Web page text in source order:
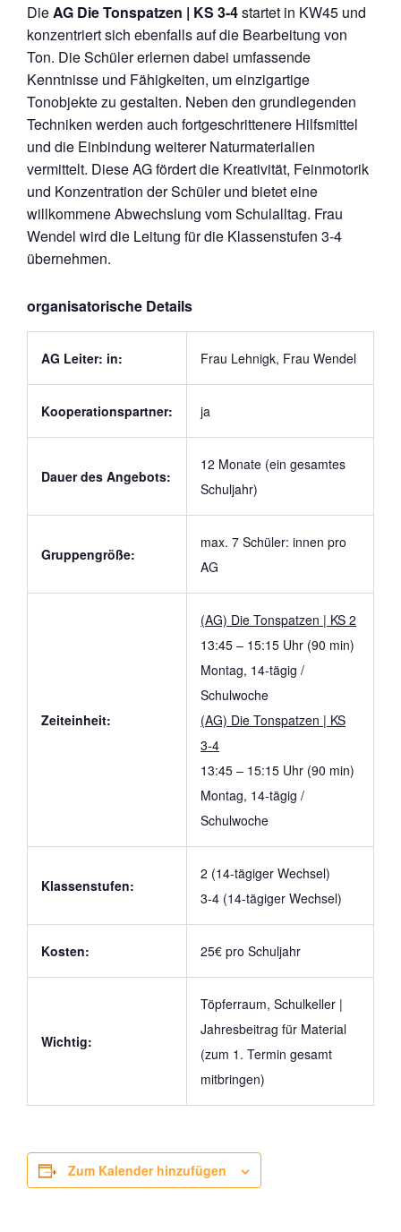
DieAG Die Tonspatzen | KS 3-4startet in KW45 und
konzentriert sich ebenfalls auf die Bearbeitung von
Ton. Die Schüler erlernen dabei umfassende
Kenntnisse und Fähigkeiten, um einzigartige
Tonobjekte zu gestalten. Neben den grundlegenden
Techniken werden auch fortgeschrittenere Hilfsmittel
und die Einbindung weiterer Naturmaterialien
vermittelt. Diese AG fördert die Kreativität, Feinmotorik
und Konzentration der Schüler und bietet eine
willkommene Abwechslung vom Schulalltag. Frau
Wendel wird die Leitung für die Klassenstufen 3-4
übernehmen.
organisatorische Details
AG Leiter: in: Frau Lehnigk, Frau Wendel
Kooperationspartner: ja
Dauer des Angebots:
12 Monate (ein gesamtes
Schuljahr)
Gruppengröße:
max. 7 Schüler: innen pro
AG
Zeiteinheit:
(AG) Die Tonspatzen | KS 2
13:45 – 15:15 Uhr (90 min)
Montag, 14-tägig /
Schulwoche
(AG) Die Tonspatzen | KS
3-4
13:45 – 15:15 Uhr (90 min)
Montag, 14-tägig /
Schulwoche
Klassenstufen:
2 (14-tägiger Wechsel)
3-4 (14-tägiger Wechsel)
Kosten: 25€ pro Schuljahr
Wichtig:
Töpferraum, Schulkeller |
Jahresbeitrag für Material
(zum 1. Termin gesamt
mitbringen)
Zum Kalender hinzufügen